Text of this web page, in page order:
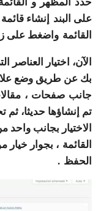
على البند إنشاء
القائمة واضغط على
الآن، اختيار
بك عن طريق وضع
جانب صفحات ،
تم إنشاؤها حديثا،
الاختيار بجانب
القائمة ، بجوار خيار
الحفظ .